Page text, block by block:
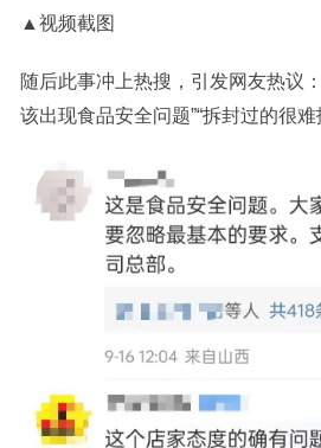
▲视频截图
随后此事冲上热搜，引发网友热议
该出现食品安全问题”“拆封过的很难